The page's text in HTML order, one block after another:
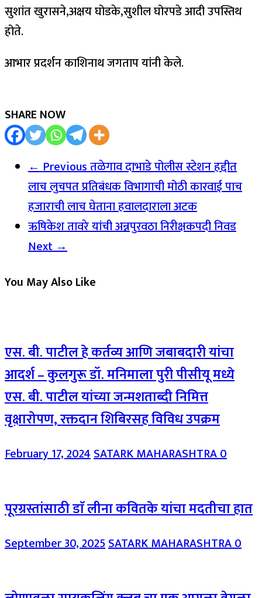
सुशांत खुरासने,अक्षय घोडके,सुशील घोरपडे आदी उपस्तिथ
होते.
आभार प्रदर्शन काशिनाथ जगताप यांनी केले.
SHARE NOW
← Previousतळेगाव दाभाडे पोलीस स्टेशन हद्दीत
लाच लुचपत प्रतिबंधक विभागाची मोठी कारवाई पाच
हजाराची लाच घेताना हवालदाराला अटक
ऋषिकेश तावरे यांची अन्नपुरवठा निरीक्षकपदी निवड
Next →
You May Also Like
एस. बी. पाटील हे कर्तव्य आणि जबाबदारी यांचा
आदर्श – कुलगुरू डॉ. मनिमाला पुरी पीसीयू मध्ये
एस. बी. पाटील यांच्या जन्मशताब्दी निमित्त
वृक्षारोपण, रक्तदान शिबिरसह विविध उपक्रम
February 17, 2024SATARK MAHARASHTRA0
पूरग्रस्तांसाठी डाॅ लीना कवितके यांचा मदतीचा हात
September 30, 2025SATARK MAHARASHTRA0